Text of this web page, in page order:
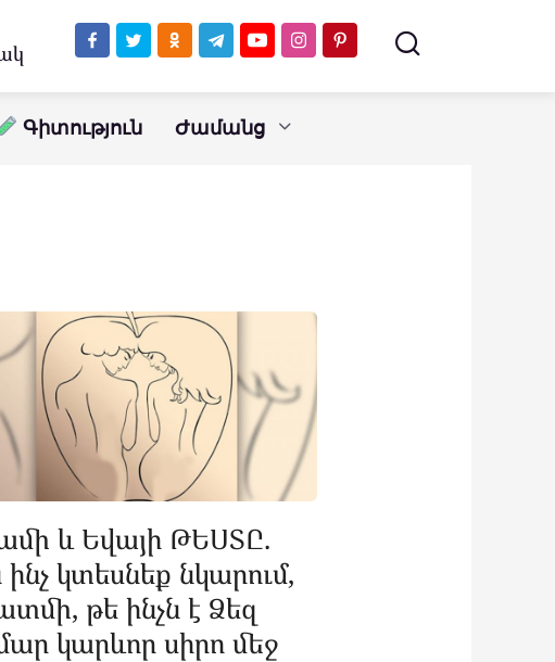
Գիտություն Ժամանց
և Եվայի ԹԵՍՏԸ.
ինչ կտեսնեք նկարում,
թե ինչն է Ձեզ
կարևոր սիրո մեջ